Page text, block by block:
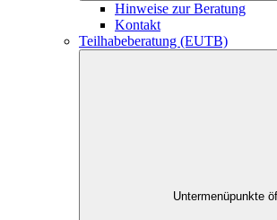
Hinweise zur Beratung
Kontakt
Teilhabeberatung (EUTB)
Untermenüpunkte